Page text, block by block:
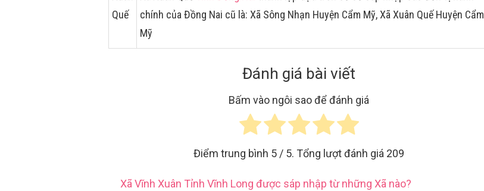
Quế
chính của Đồng Nai cũ là: Xã Sông Nhạn Huyện Cẩm Mỹ, Xã Xuân Quế Huyện Cẩm
Mỹ
Đánh giá bài viết
Bấm vào ngôi sao để đánh giá
Điểm trung bình 5 / 5. Tổng lượt đánh giá 209
Xã Vĩnh Xuân Tỉnh Vĩnh Long được sáp nhập từ những Xã nào?